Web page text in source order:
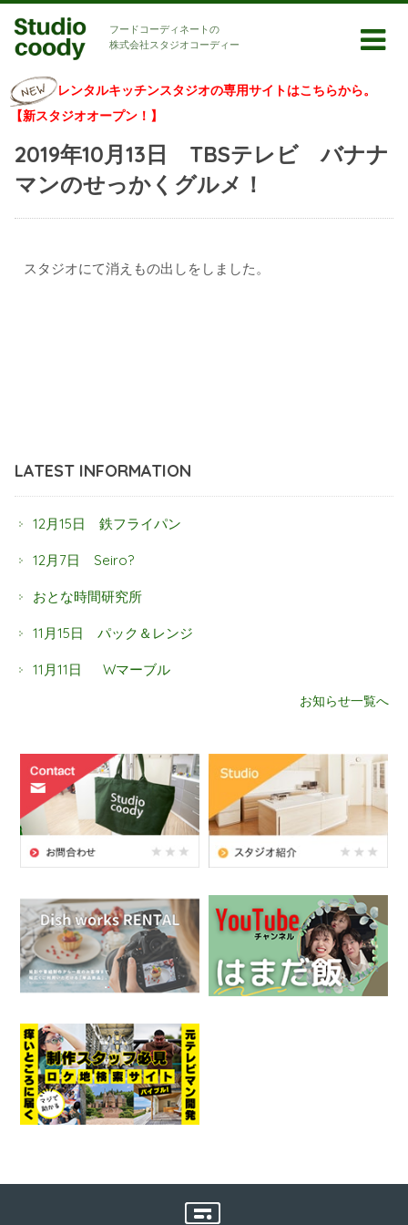
フードコーディネートの
株式会社スタジオコーディー
レンタルキッチンスタジオの専用サイトはこちらから。
【新スタジオオープン！】
2019年10月13日 TBSテレビ バナナ
マンのせっかくグルメ！
スタジオにて消えもの出しをしました。
LATEST INFORMATION
12月15日 鉄フライパン
12月7日 Seiro?
おとな時間研究所
11月15日 パック＆レンジ
11月11日 Wマーブル
お知らせ一覧へ